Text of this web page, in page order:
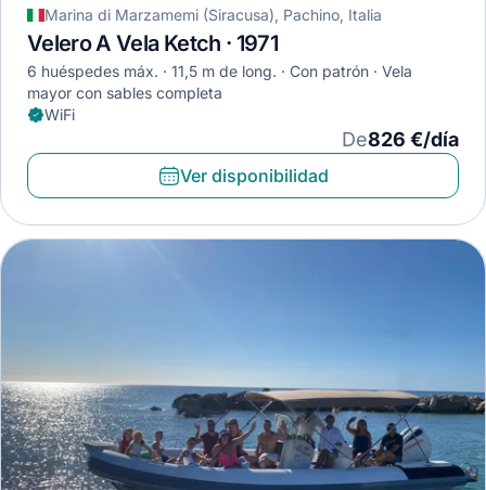
Marina di Marzamemi (Siracusa), Pachino, Italia
Velero A Vela Ketch · 1971
6 huéspedes máx. 11,5 m de long. Con patrón
Vela
mayor con sables completa
WiFi
De826 €/día
Ver disponibilidad